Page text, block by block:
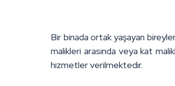
Bir binada ortak yaşayan
malikleri arasında veya kat
hizmetler verilmektedir.